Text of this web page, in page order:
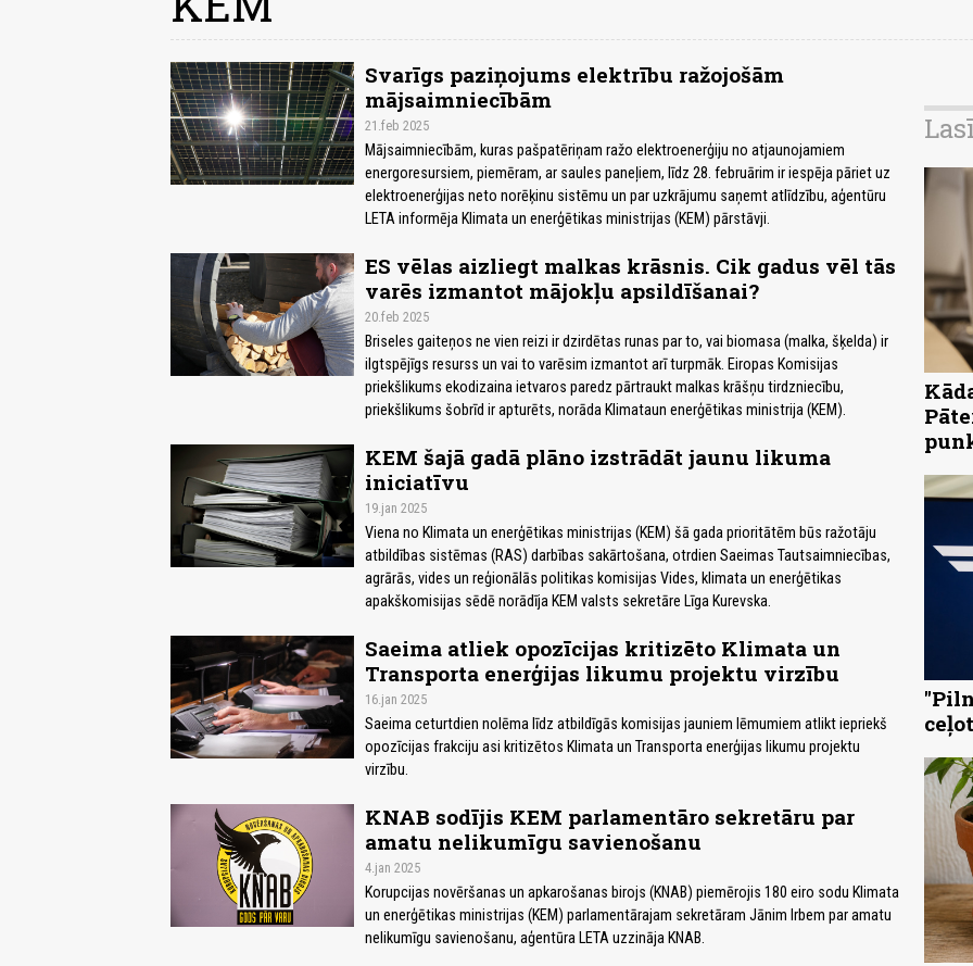
Svarīgs paziņojums elektrību ražojošām
mājsaimniecībām
21.feb 2025
Mājsaimniecībām, kuras pašpatēriņam ražo elektroenerģiju no atjaunojamiem
energoresursiem, piemēram, ar saules paneļiem, līdz 28. februārim ir iespēja pāriet uz
elektroenerģijas neto norēķinu sistēmu un par uzkrājumu saņemt atlīdzību, aģentūru
LETA informēja Klimata un enerģētikas ministrijas (KEM) pārstāvji.
ES vēlas aizliegt malkas krāsnis. Cik gadus vēl tās
varēs izmantot mājokļu apsildīšanai?
20.feb 2025
Briseles gaiteņos ne vien reizi ir dzirdētas runas par to, vai biomasa (malka, šķelda) ir
ilgtspējīgs resurss un vai to varēsim izmantot arī turpmāk. Eiropas Komisijas
priekšlikums ekodizaina ietvaros paredz pārtraukt malkas krāšņu tirdzniecību,
priekšlikums šobrīd ir apturēts, norāda Klimataun enerģētikas ministrija (KEM).
KEM šajā gadā plāno izstrādāt jaunu likuma
iniciatīvu
19.jan 2025
Viena no Klimata un enerģētikas ministrijas (KEM) šā gada prioritātēm būs ražotāju
atbildības sistēmas (RAS) darbības sakārtošana, otrdien Saeimas Tautsaimniecības,
agrārās, vides un reģionālās politikas komisijas Vides, klimata un enerģētikas
apakškomisijas sēdē norādīja KEM valsts sekretāre Līga Kurevska.
Saeima atliek opozīcijas kritizēto Klimata un
Transporta enerģijas likumu projektu virzību
16.jan 2025
Saeima ceturtdien nolēma līdz atbildīgās komisijas jauniem lēmumiem atlikt iepriekš
opozīcijas frakciju asi kritizētos Klimata un Transporta enerģijas likumu projektu
virzību.
KNAB sodījis KEM parlamentāro sekretāru par
amatu nelikumīgu savienošanu
4.jan 2025
Korupcijas novēršanas un apkarošanas birojs (KNAB) piemērojis 180 eiro sodu Klimata
un enerģētikas ministrijas (KEM) parlamentārajam sekretāram Jānim Irbem par amatu
nelikumīgu savienošanu, aģentūra LETA uzzināja KNAB.